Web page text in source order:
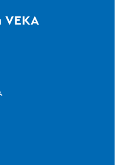
VEKA